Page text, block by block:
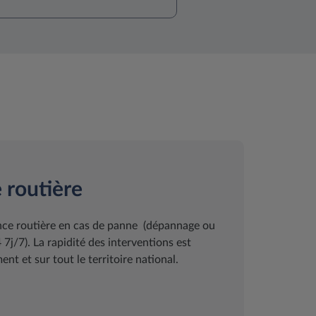
routière
routière en cas de panne (dépannage ou
7j/7). La rapidité des interventions est
et sur tout le territoire national.